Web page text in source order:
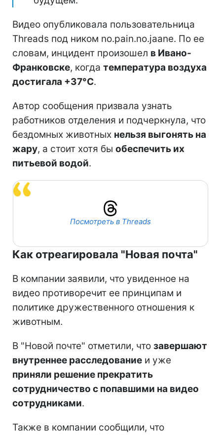
Видео опубликовала пользовательница
Threads под ником no.pain.no.jaane. По ее
словам, инцидент произошел в Ивано-
Франковске, когда температура воздуха
достигала +37°C.
Автор сообщения призвала узнать
работников отделения и подчеркнула, что
бездомных животных нельзя выгонять на
жару, а стоит хотя бы обеспечить их
питьевой водой.
Посмотреть в Threads
Как отреагировала "Новая почта"
В компании заявили, что увиденное на
видео противоречит ее принципам и
политике дружественного отношения к
животным.
В "Новой почте" отметили, что завершают
внутреннее расследование и уже
приняли решение прекратить
сотрудничество с попавшими на видео
сотрудниками.
Также в компании сообщили, что